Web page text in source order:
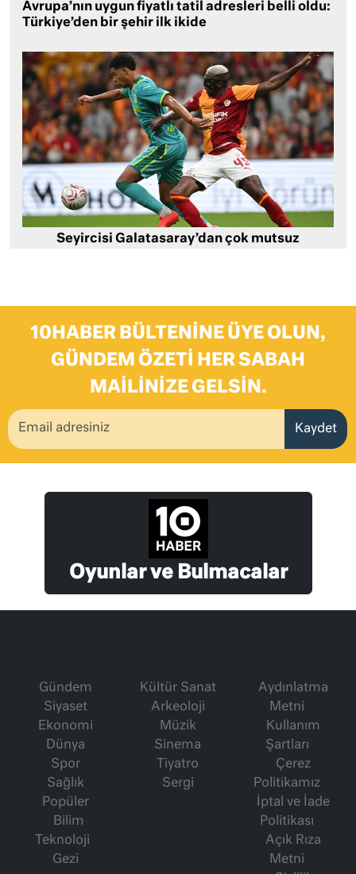
Avrupa’nın uygun fiyatlı tatil adresleri belli oldu:
Türkiye’den bir şehir ilk ikide
Seyircisi Galatasaray’dan çok mutsuz
10HABER BÜLTENINE ÜYE OLUN,
GÜNDEM ÖZETI HER SABAH
MAILINIZE GELSIN.
Kaydet
Oyunlar ve Bulmacalar
Gündem
Siyaset
Ekonomi
Dünya
Spor
Sağlık
Popüler
Bilim
Teknoloji
Gezi
Kültür Sanat
Arkeoloji
Müzik
Sinema
Tiyatro
Sergi
Aydınlatma
Metni
Kullanım
Şartları
Çerez
Politikamız
İptal ve İade
Politikası
Açık Rıza
Metni